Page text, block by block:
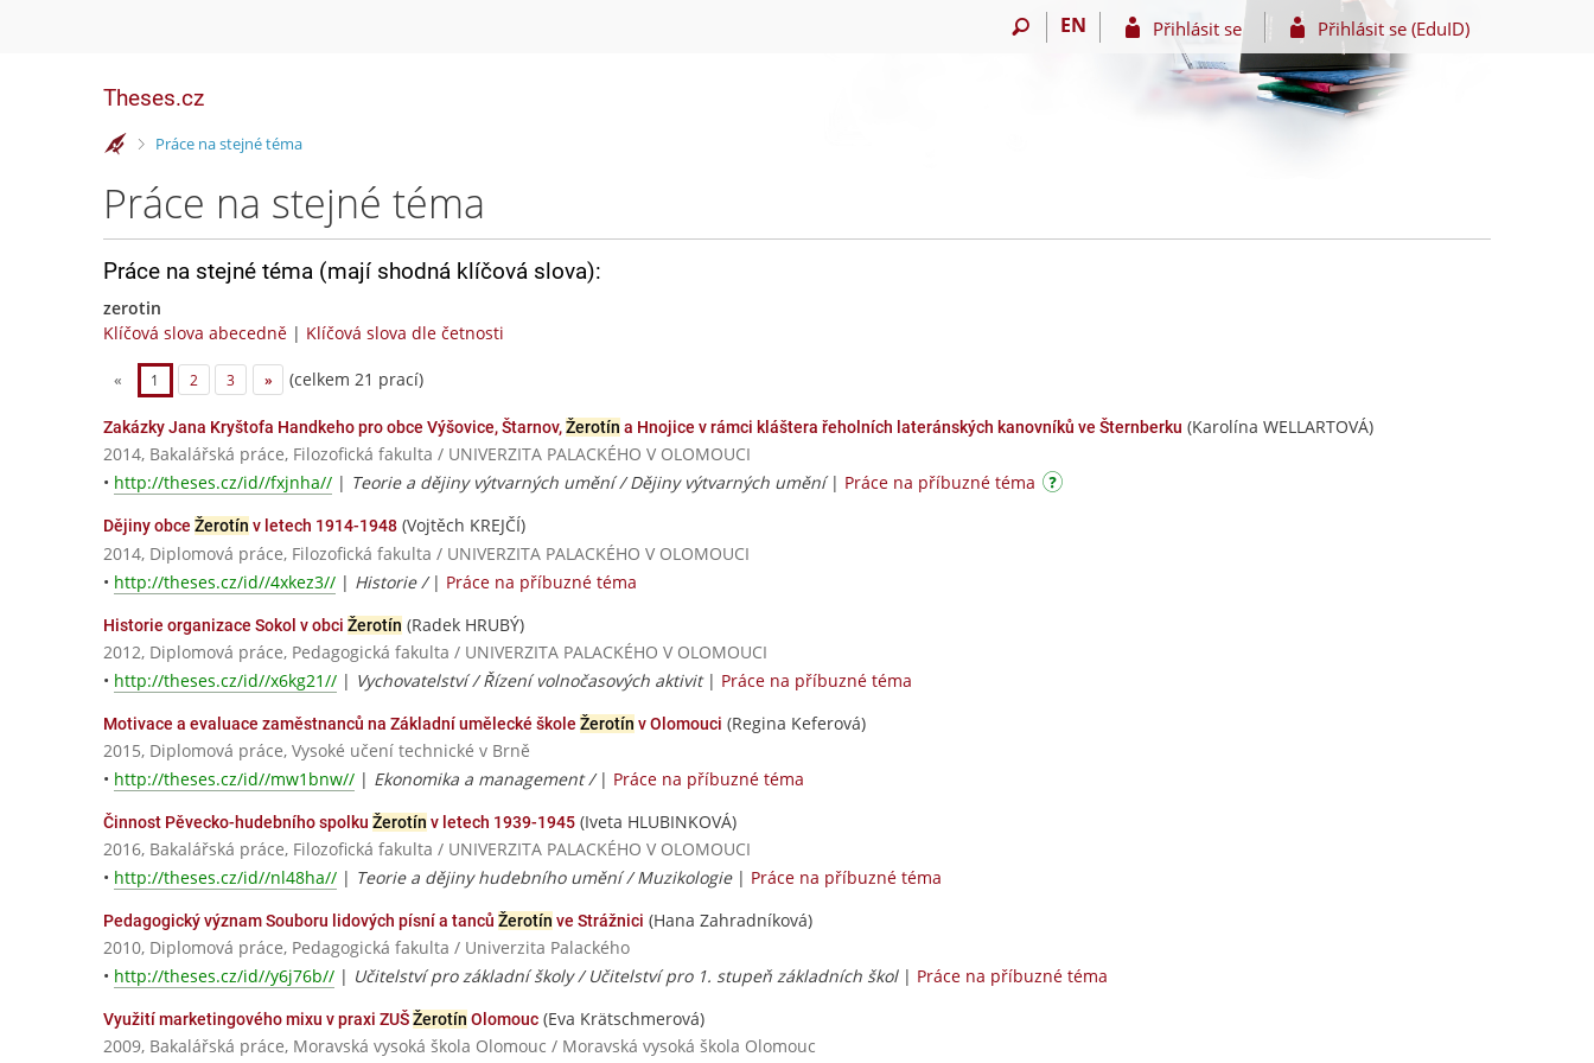
EN Přihlásit se Přihlásit se (EduID)
Theses.cz
>Práce na stejné téma
Práce na stejné téma
Práce na stejné téma (mají shodná klíčová slova):
zerotin
Klíčová slova abecedně | Klíčová slova dle četnosti
« 1 2 3 » (celkem 21 prací)
Zakázky Jana Kryštofa Handkeho pro obce Výšovice, Štarnov,Žerotín a Hnojice v rámci kláštera řeholních lateránských kanovníků ve Šternberku (Karolína WELLARTOVÁ)
2014, Bakalářská práce, Filozofická fakulta / UNIVERZITA PALACKÉHO V OLOMOUCI
• http://theses.cz/id//fxjnha// | Teorie a dějiny výtvarných umění / Dějiny výtvarných umění| Práce na příbuzné téma
Dějiny obce Žerotín v letech 1914-1948 (Vojtěch KREJČÍ)
2014, Diplomová práce, Filozofická fakulta / UNIVERZITA PALACKÉHO V OLOMOUCI
• http://theses.cz/id//4xkez3// | Historie / | Práce na příbuzné téma
Historie organizace Sokol v obci Žerotín (Radek HRUBÝ)
2012, Diplomová práce, Pedagogická fakulta / UNIVERZITA PALACKÉHO V OLOMOUCI
• http://theses.cz/id//x6kg21// | Vychovatelství / Řízení volnočasových aktivit| Práce na příbuzné téma
Motivace a evaluace zaměstnanců na Základní umělecké škole Žerotín v Olomouci (Regina Keferová)
2015, Diplomová práce, Vysoké učení technické v Brně
• http://theses.cz/id//mw1bnw// | Ekonomika a management / | Práce na příbuzné téma
Činnost Pěvecko-hudebního spolku Žerotín v letech 1939-1945 (Iveta HLUBINKOVÁ)
2016, Bakalářská práce, Filozofická fakulta / UNIVERZITA PALACKÉHO V OLOMOUCI
• http://theses.cz/id//nl48ha// | Teorie a dějiny hudebního umění / Muzikologie| Práce na příbuzné téma
Pedagogický význam Souboru lidových písní a tanců Žerotín ve Strážnici (Hana Zahradníková)
2010, Diplomová práce, Pedagogická fakulta / Univerzita Palackého
• http://theses.cz/id//y6j76b// | Učitelství pro základní školy / Učitelství pro 1. stupeň základních škol| Práce na příbuzné téma
Využití marketingového mixu v praxi ZUŠŽerotín Olomouc (Eva Krätschmerová)
2009, Bakalářská práce, Moravská vysoká škola Olomouc / Moravská vysoká škola Olomouc